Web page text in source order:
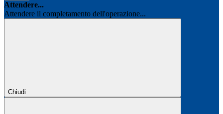
Attendere...
Attendere il completamento dell'operazione...
Chiudi